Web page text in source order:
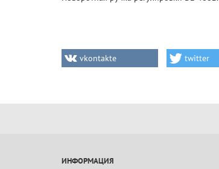
vkontakte twitter
ИНФОРМАЦИЯ